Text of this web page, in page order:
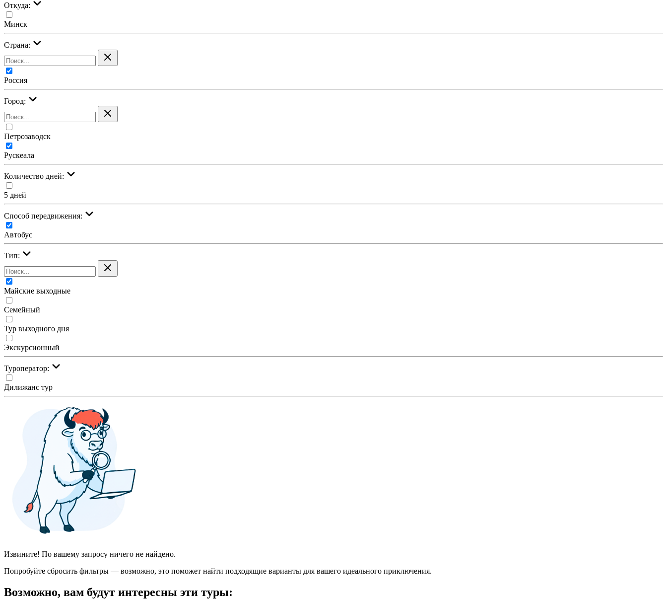
Откуда:
Минск
Страна:
Россия
Город:
Петрозаводск
Рускеала
Количество дней:
5 дней
Cпособ передвижения:
Автобус
Тип:
Майские выходные
Семейный
Тур выходного дня
Экскурсионный
Туроператор:
Дилижанс тур
Извините! По вашему запросу ничего не найдено.
Попробуйте сбросить фильтры — возможно, это поможет найти подходящие варианты для вашего идеального приключения.
Возможно, вам будут интересны эти туры: